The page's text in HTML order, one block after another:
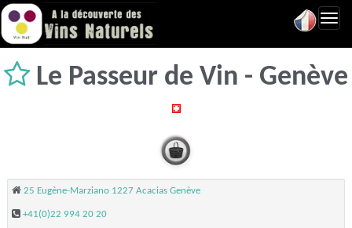
Le Passeur de Vin - Genève
25 Eugène-Marziano 1227 Acacias Genève
+41(0)22 994 20 20